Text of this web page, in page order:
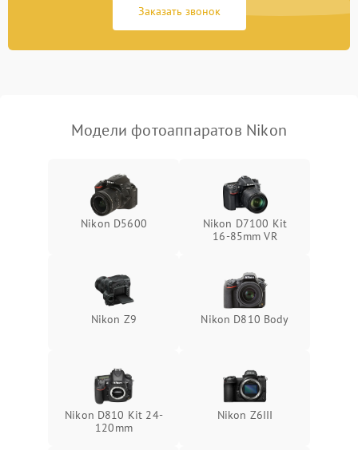
Заказать звонок
Модели фотоаппаратов Nikon
Nikon D5600
Nikon D7100 Kit
16-85mm VR
Nikon Z9 Nikon D810 Body
Nikon D810 Kit 24-
120mm
Nikon Z6III